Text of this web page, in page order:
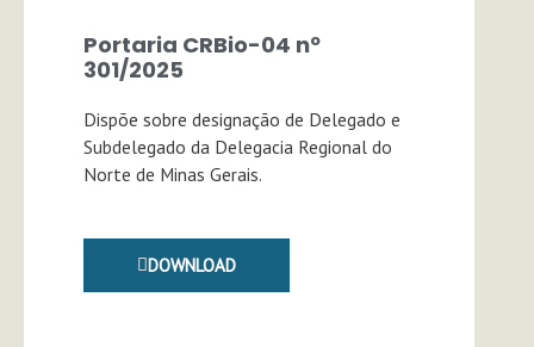
Portaria CRBio-04 nº
301/2025
Dispõe sobre designação de Delegado e
Subdelegado da Delegacia Regional do
Norte de Minas Gerais.
DOWNLOAD